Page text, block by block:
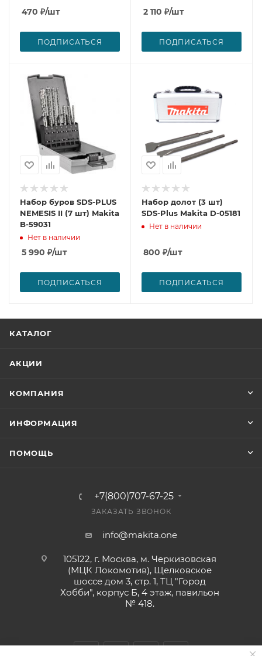
470 ₽/шт
ПОДПИСАТЬСЯ
2 110 ₽/шт
ПОДПИСАТЬСЯ
Набор буров SDS-PLUS
NEMESIS II (7 шт) Makita
B-59031
Нет в наличии
5 990 ₽/шт
ПОДПИСАТЬСЯ
Набор долот (3 шт)
SDS-Plus Makita D-05181
Нет в наличии
800 ₽/шт
ПОДПИСАТЬСЯ
КАТАЛОГ
АКЦИИ
КОМПАНИЯ
ИНФОРМАЦИЯ
ПОМОЩЬ
+7(800)707-67-25
ЗАКАЗАТЬ ЗВОНОК
info@makita.one
105122, г. Москва, м. Черкизовская
(МЦК Локомотив), Щелковское
шоссе дом 3, стр. 1, ТЦ "Город
Хобби", корпус Б, 4 этаж, павильон
№ 418.